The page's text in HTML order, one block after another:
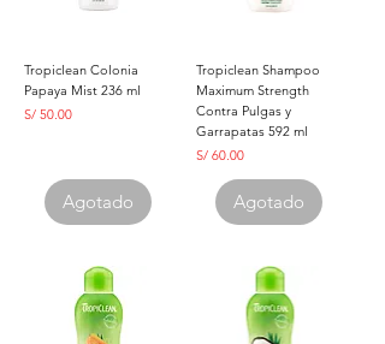
Tropiclean Colonia
Papaya Mist 236 ml
Precio
S/ 50.00
Agotado
Tropiclean Shampoo
Maximum Strength
Contra Pulgas y
Garrapatas 592 ml
Precio
S/ 60.00
Agotado